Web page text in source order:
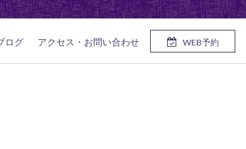
WEB予約
ログ アクセス・お問い合わせ